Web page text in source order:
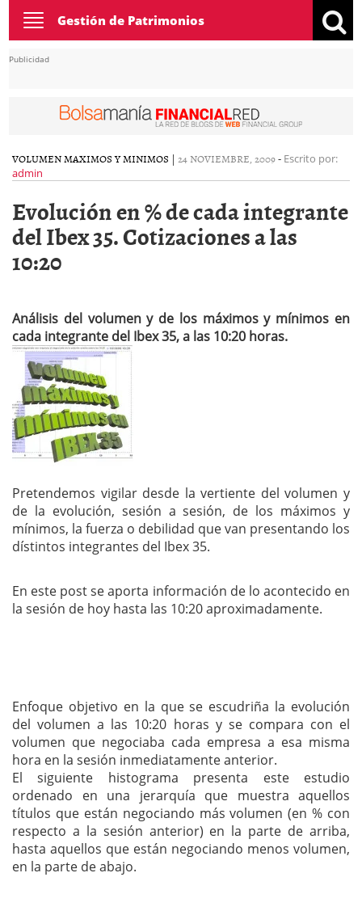
Toggle
navigation
Gestión de Patrimonios
Publicidad
VOLUMEN MAXIMOS Y MINIMOS | 24 NOVIEMBRE, 2009- Escrito por:
admin
Evolución en % de cada integrante
del Ibex 35. Cotizaciones a las
10:20
Análisis del volumen y de los máximos y mínimos en
cada integrante del Ibex 35, a las 10:20 horas.
Pretendemos vigilar desde la vertiente del volumen y
de la evolución, sesión a sesión, de los máximos y
mínimos, la fuerza o debilidad que van presentando los
dístintos integrantes del Ibex 35.
En este post se aporta información de lo acontecido en
la sesión de hoy hasta las 10:20 aproximadamente.
Enfoque objetivo en la que se escudriña la evolución
del volumen a las 10:20 horas y se compara con el
volumen que negociaba cada empresa a esa misma
hora en la sesión inmediatamente anterior.
El siguiente histograma presenta este estudio
ordenado en una jerarquía que muestra aquellos
títulos que están negociando más volumen (en % con
respecto a la sesión anterior) en la parte de arriba,
hasta aquellos que están negociando menos volumen,
en la parte de abajo.